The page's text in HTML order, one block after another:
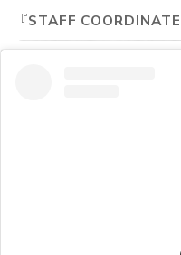
STAFF COORDINATE